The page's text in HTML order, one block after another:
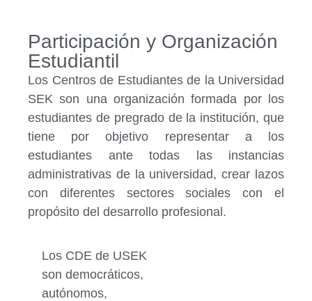
Participación y Organización
Estudiantil
Los Centros de Estudiantes de la Universidad
SEK son una organización formada por los
estudiantes de pregrado de la institución, que
tiene por objetivo representar a los
estudiantes ante todas las instancias
administrativas de la universidad, crear lazos
con diferentes sectores sociales con el
propósito del desarrollo profesional.
Los CDE de USEK
son democráticos,
autónomos,